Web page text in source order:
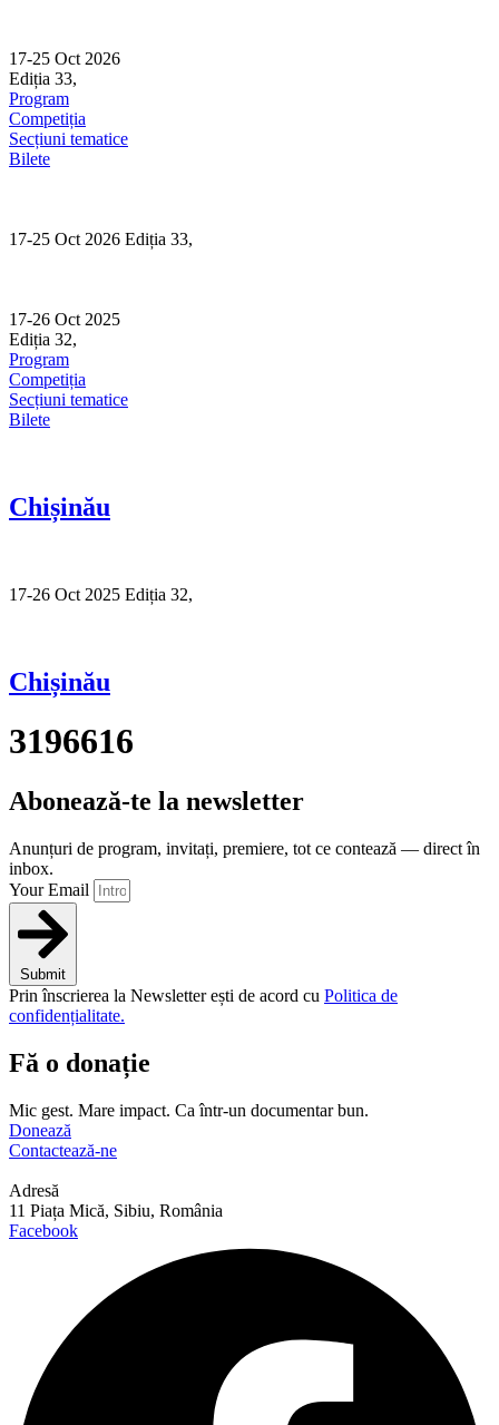
content
17-25 Oct 2026
Ediția 33,
Program
Competiția
Secțiuni tematice
Bilete
17-25 Oct 2026 Ediția 33,
17-26 Oct 2025
Ediția 32,
Program
Competiția
Secțiuni tematice
Bilete
Chișinău
17-26 Oct 2025 Ediția 32,
Chișinău
3196616
Abonează-te la newsletter
Anunțuri de program, invitați, premiere, tot ce contează — direct în
inbox.
Your Email
Submit
Prin înscrierea la Newsletter ești de acord cu Politica de
confidențialitate.
Fă o donație
Mic gest. Mare impact. Ca într-un documentar bun.
Donează
Contactează-ne
Adresă
11 Piața Mică, Sibiu, România
Facebook